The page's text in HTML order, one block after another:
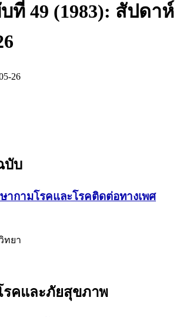
ที่ 49 (1983): สัปดาห์
26
บับ
ากามโรคและโรคติดต่อทางเพศ
ทยา
คและภัยสุขภาพ